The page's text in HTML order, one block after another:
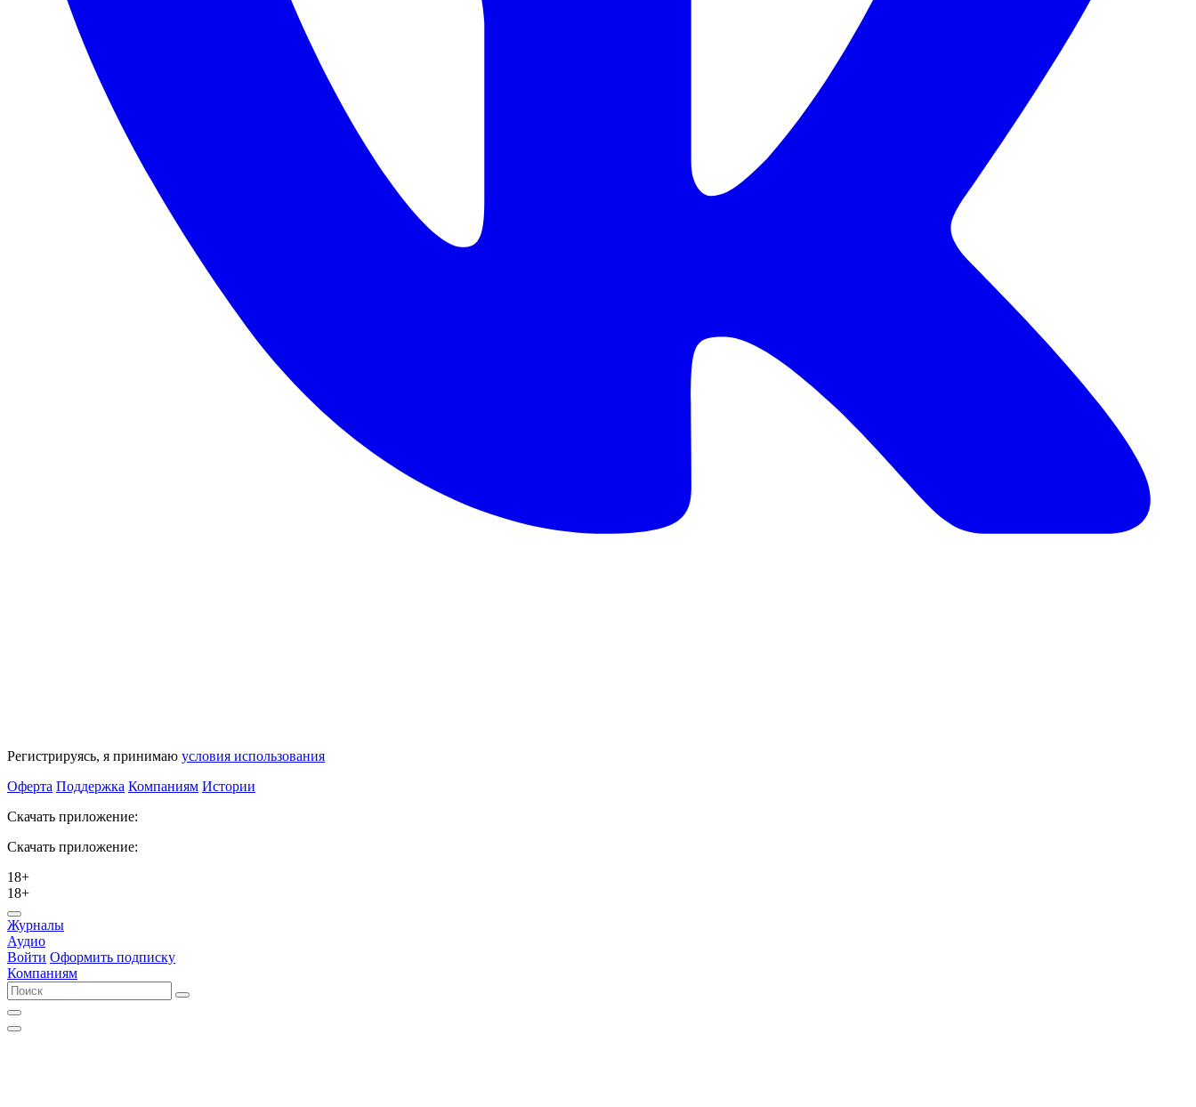
Регистрируясь, я принимаю условия использования
Оферта Поддержка Компаниям Истории
Скачать приложение:
Скачать приложение:
18+
18+
Журналы
Аудио
Войти Оформить подписку
Компаниям